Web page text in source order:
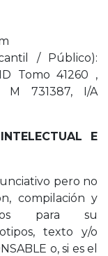
/ Público):
Tomo 41260 ,
M 731387, I/A
E
pero no
compilación y
para su
texto y/o
o, si es el